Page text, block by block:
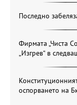
Последно
Фирмата „Чиста
„Изгрев“ в
оспорването на